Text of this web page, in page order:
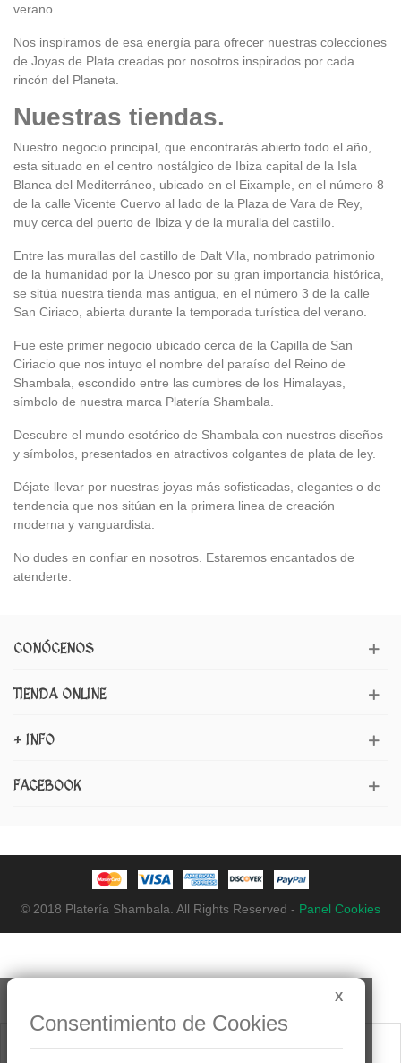
verano.
Nos inspiramos de esa energía para ofrecer nuestras colecciones
de Joyas de Plata creadas por nosotros inspirados por cada
rincón del Planeta.
Nuestras tiendas.
Nuestro negocio principal, que encontrarás abierto todo el año,
esta situado en el centro nostálgico de Ibiza capital de la Isla
Blanca del Mediterráneo, ubicado en el Eixample, en el número 8
de la calle Vicente Cuervo al lado de la Plaza de Vara de Rey,
muy cerca del puerto de Ibiza y de la muralla del castillo.
Entre las murallas del castillo de Dalt Vila, nombrado patrimonio
de la humanidad por la Unesco por su gran importancia histórica,
se sitúa nuestra tienda mas antigua, en el número 3 de la calle
San Ciriaco, abierta durante la temporada turística del verano.
Fue este primer negocio ubicado cerca de la Capilla de San
Ciriacio que nos intuyo el nombre del paraíso del Reino de
Shambala, escondido entre las cumbres de los Himalayas,
símbolo de nuestra marca Platería Shambala.
Descubre el mundo esotérico de Shambala con nuestros diseños
y símbolos, presentados en atractivos colgantes de plata de ley.
Déjate llevar por nuestras joyas más sofisticadas, elegantes o de
tendencia que nos sitúan en la primera linea de creación
moderna y vanguardista.
No dudes en confiar en nosotros. Estaremos encantados de
atenderte.
CONÓCENOS
TIENDA ONLINE
+ INFO
FACEBOOK
© 2018 Platería Shambala. All Rights Reserved - Panel Cookies
X
Consentimiento de Cookies